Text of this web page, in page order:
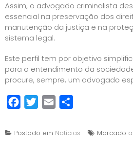
Assim, o advogado criminalista
essencial na preservação dos
manutenção da justiça e na
sistema legal.
Este perfil tem por objetivo
para o entendimento da
procure, sempre, um advogado
FacebookTwitterEmail
Postado em Notícias Marcado